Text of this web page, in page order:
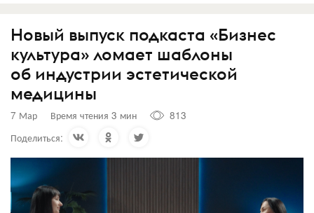
Новый выпуск подкаста «Бизнес
культура» ломает шаблоны
об индустрии эстетической
медицины
7 Мар Время чтения 3 мин
813
Поделиться: